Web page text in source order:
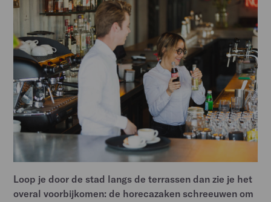
Loop je door de stad langs de terrassen dan zie je het
overal voorbijkomen: de horecazaken schreeuwen om